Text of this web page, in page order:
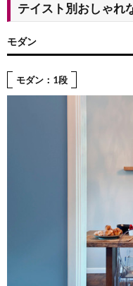
テイスト別おしゃれ
モダン
モダン：1段